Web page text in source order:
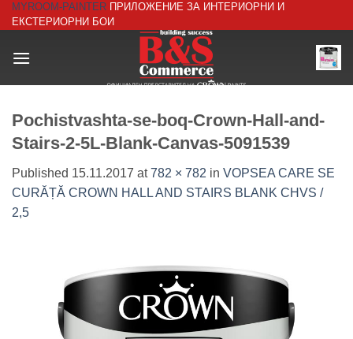
Skip
to
MYROOM-PAINTER ПРИЛОЖЕНИЕ ЗА ИНТЕРИОРНИ И
ЕКСТЕРИОРНИ БОИ
Pochistvashta-se-boq-Crown-Hall-and-
Stairs-2-5L-Blank-Canvas-5091539
Published 15.11.2017 at782 × 782 in VOPSEA CARE SE
CURĂȚĂ CROWN HALL AND STAIRS BLANK CHVS /
2,5